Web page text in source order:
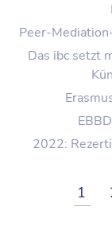
Peer-
Das ibc setzt
2022:
1